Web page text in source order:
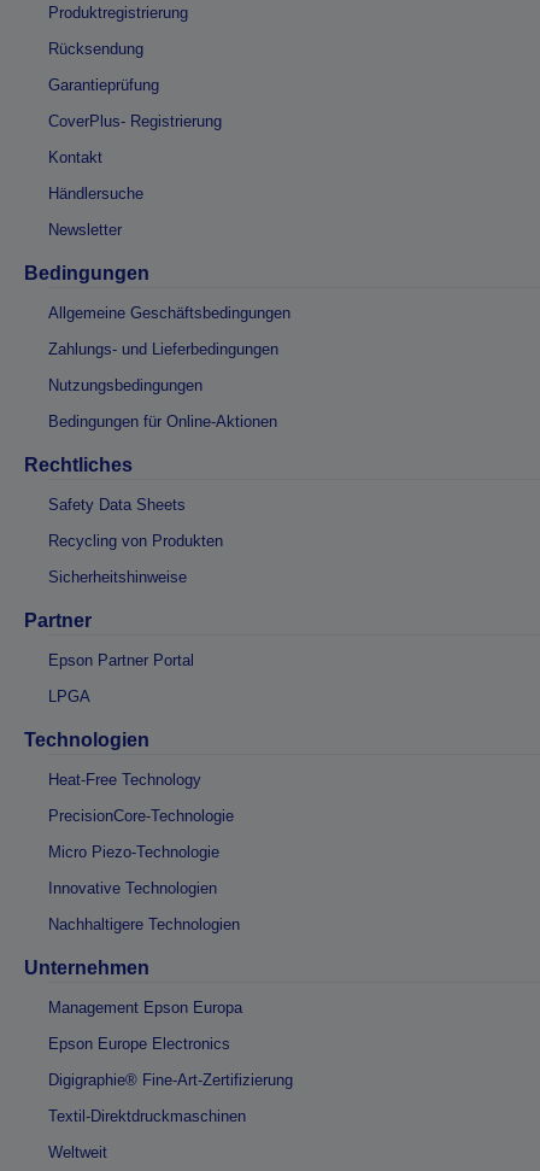
Produktregistrierung
Rücksendung
Garantieprüfung
CoverPlus- Registrierung
Kontakt
Händlersuche
Newsletter
Bedingungen
Allgemeine Geschäftsbedingungen
Zahlungs- und Lieferbedingungen
Nutzungsbedingungen
Bedingungen für Online-Aktionen
Rechtliches
Safety Data Sheets
Recycling von Produkten
Sicherheitshinweise
Partner
Epson Partner Portal
LPGA
Technologien
Heat-Free Technology
PrecisionCore-Technologie
Micro Piezo-Technologie
Innovative Technologien
Nachhaltigere Technologien
Unternehmen
Management Epson Europa
Epson Europe Electronics
Digigraphie® Fine-Art-Zertifizierung
Textil-Direktdruckmaschinen
Weltweit